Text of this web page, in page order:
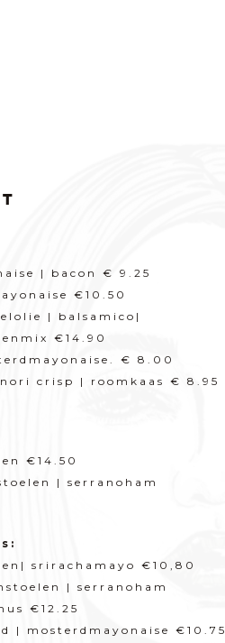
| bacon € 9.25
€10.50
| balsamico|
€14.90
€ 8.00
crisp | roomkaas € 8.95
€14.50
| serranoham
srirachamayo €10,80
| serranoham
€12.25
| mosterdmayonaise €10.75